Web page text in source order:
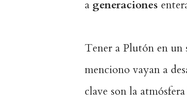
a generaciones
Tener a Plutón en un
menciono vayan a
clave son la